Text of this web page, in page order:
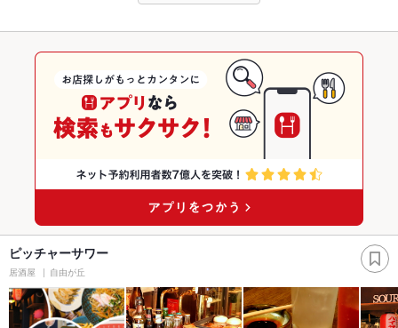
ピッチャーサワー
居酒屋 自由が丘